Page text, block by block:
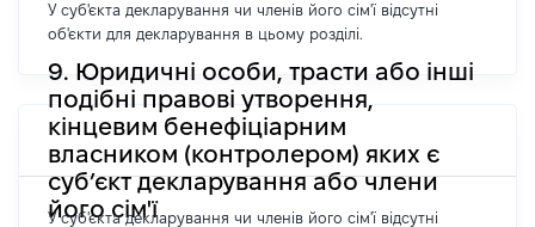
У суб'єкта декларування чи членів його сім'ї відсутні
об'єкти для декларування в цьому розділі.
9. Юридичні особи, трасти або інші
подібні правові утворення,
кінцевим бенефіціарним
власником (контролером) яких є
суб’єкт декларування або члени
його сім'ї
У суб'єкта декларування чи членів його сім'ї відсутні